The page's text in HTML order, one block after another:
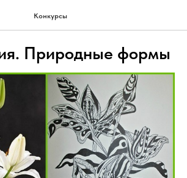
Конкурсы
Природные формы